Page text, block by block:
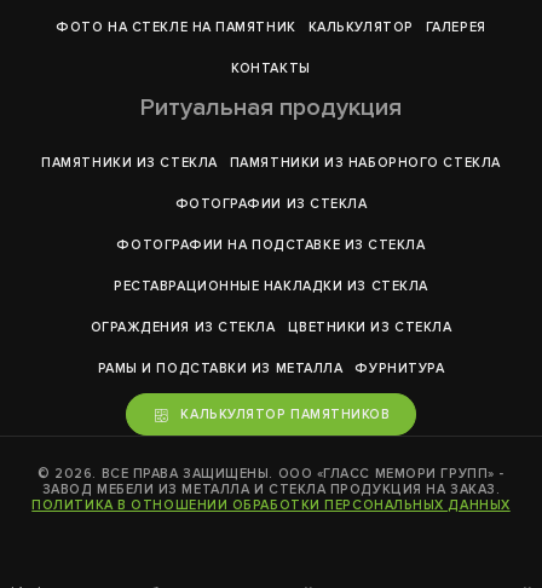
ФОТО НА СТЕКЛЕ НА ПАМЯТНИК КАЛЬКУЛЯТОР ГАЛЕРEЯ
КОНТАКТЫ
Ритуальная продукция
ПАМЯТНИКИ ИЗ СТЕКЛА ПАМЯТНИКИ ИЗ НАБОРНОГО СТЕКЛА
ФОТОГРАФИИ ИЗ СТЕКЛА
ФОТОГРАФИИ НА ПОДСТАВКЕ ИЗ СТЕКЛА
РЕСТАВРАЦИОННЫЕ НАКЛАДКИ ИЗ СТЕКЛА
ОГРАЖДЕНИЯ ИЗ СТЕКЛА ЦВЕТНИКИ ИЗ СТЕКЛА
РАМЫ И ПОДСТАВКИ ИЗ МЕТАЛЛА ФУРНИТУРА
КАЛЬКУЛЯТОР ПАМЯТНИКОВ
© 2026. ВСЕ ПРАВА ЗАЩИЩЕНЫ. ООО «ГЛАСС МЕМОРИ ГРУПП» -
ЗАВОД МЕБЕЛИ ИЗ МЕТАЛЛА И СТЕКЛА ПРОДУКЦИЯ НА ЗАКАЗ.
ПОЛИТИКА В ОТНОШЕНИИ ОБРАБОТКИ ПЕРСОНАЛЬНЫХ ДАННЫХ